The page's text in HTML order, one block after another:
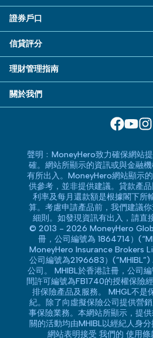
銀聯信用卡
電子錢包信用卡
尊尚信用卡
Visa信用卡
信用卡合作銀行或機構
信用卡最新優惠
循環貸款/私人透支
中小企貸款
銀行貸款
小額貸款
免露面貸款
私人貸款指引
私人貸款常見問題
私人貸款相關常用詞彙
私人貸款銀行或機構
銀行戶口
定期存款
電子錢包
證券戶口
熱門投資戶口
港股證券戶口
新股認購服務
信貸評分
信貸評分指南
理財管理指南
BLOG
常用相關詞彙
所有合作銀行或機構
關於我們
精選產品
換領現金券流程
常見問題
條款及細則
編輯守則
廣告合作
廣告政策
私隱政策
加入我們
聲明﹕MoneyHero致力確保網站
確。網站所顯示的資訊或與金融
有所出入。MoneyHero網站顯示
供參考，並非提供建議。貸款產
利率及每月還款額是根據閣下所
算。考慮申請產品前，我們建議
細則。如發現資訊有出入，請直
© 2013 - 2026 MoneyHero
冊，公司編號為 1864714）
MoneyHero Insurance Brokers
公司編號為2196683）
公司。 MHIBL於香港註冊，公司
間許可編號為FB1740的授權保險
排保險產品及服務。 MHGL不是
紀。除了向虛擬保險公司提供營
事保險業務。本網站所顯示，提
關的活動均由MHIBL以經紀人身
網站表明接受 我們的 使用條